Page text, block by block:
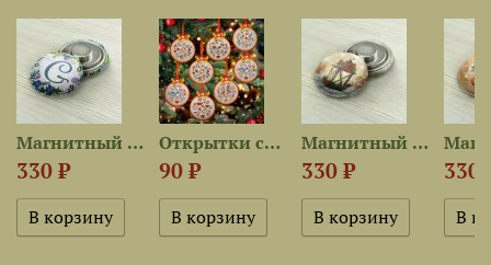
Магнитный держатель «Spring...
330 ₽
Открытки со схемами «Зимние...
90 ₽
Магнитный держатель «Фонарик»
330 ₽ 330